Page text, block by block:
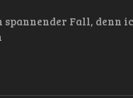
spannender Fall, denn